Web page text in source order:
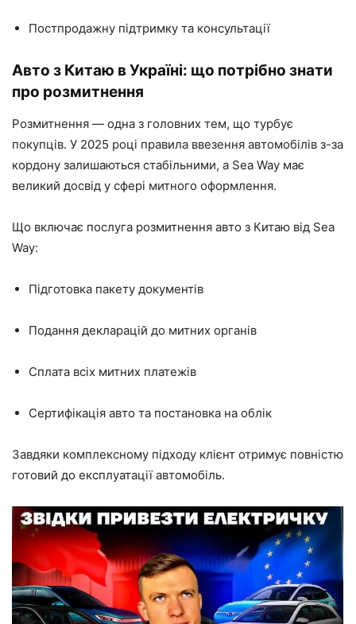
Постпродажну підтримку та консультації
Авто з Китаю в Україні: що потрібно знати
про розмитнення
Розмитнення — одна з головних тем, що турбує
покупців. У 2025 році правила ввезення автомобілів з-за
кордону залишаються стабільними, а Sea Way має
великий досвід у сфері митного оформлення.
Що включає послуга розмитнення авто з Китаю від Sea
Way:
Підготовка пакету документів
Подання декларацій до митних органів
Сплата всіх митних платежів
Сертифікація авто та постановка на облік
Завдяки комплексному підходу клієнт отримує повністю
готовий до експлуатації автомобіль.